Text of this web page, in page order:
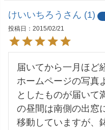
けいいちろう 1
投稿日
2015/02/21
届いてから一月ほど
ホームページの写真
としたものが届いて
の昼間は南側の出窓
移動していますが、